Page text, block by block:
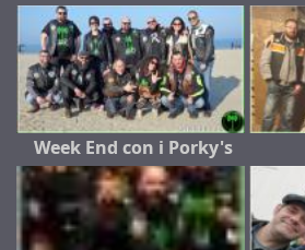
Week End con i Porky's